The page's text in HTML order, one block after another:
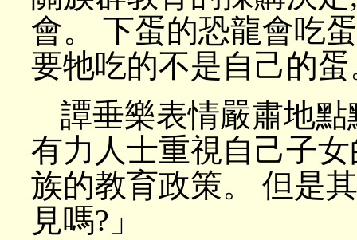
會。 下蛋的恐龍會吃
要牠吃的不是自己的
譚垂樂表情嚴肅地
有力人士重視自己子
族的教育政策。 但是
見嗎?」